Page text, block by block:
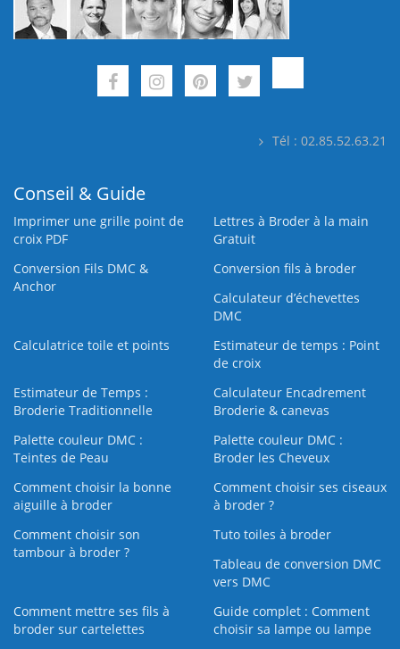
Tél : 02.85.52.63.21
Conseil & Guide
Imprimer une grille point de
croix PDF
Lettres à Broder à la main
Gratuit
Conversion Fils DMC &
Anchor
Conversion fils à broder
Calculateur d’échevettes
DMC
Calculatrice toile et points
Estimateur de temps : Point
de croix
Estimateur de Temps :
Broderie Traditionnelle
Calculateur Encadrement
Broderie & canevas
Palette couleur DMC :
Teintes de Peau
Palette couleur DMC :
Broder les Cheveux
Comment choisir la bonne
aiguille à broder
Comment choisir ses ciseaux
à broder ?
Comment choisir son
tambour à broder ?
Tuto toiles à broder
Tableau de conversion DMC
vers DMC
Comment mettre ses fils à
broder sur cartelettes
Guide complet : Comment
choisir sa lampe ou lampe